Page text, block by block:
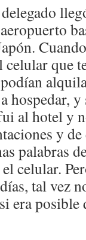
que
hospedar,
al hotel y
y
palabras
celular.
tal vez
era